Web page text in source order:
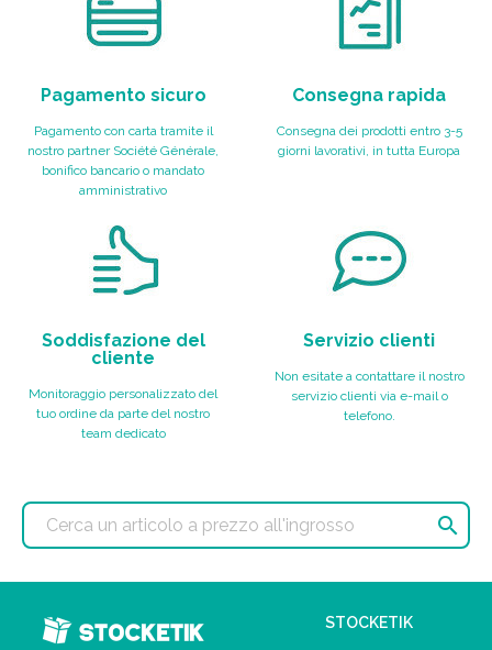
Pagamento sicuro
Pagamento con carta tramite il
nostro partner Société Générale,
bonifico bancario o mandato
amministrativo
Consegna rapida
Consegna dei prodotti entro 3-5
giorni lavorativi, in tutta Europa
Soddisfazione del
cliente
Monitoraggio personalizzato del
tuo ordine da parte del nostro
team dedicato
Servizio clienti
Non esitate a contattare il nostro
servizio clienti via e-mail o
telefono.

STOCKETIK